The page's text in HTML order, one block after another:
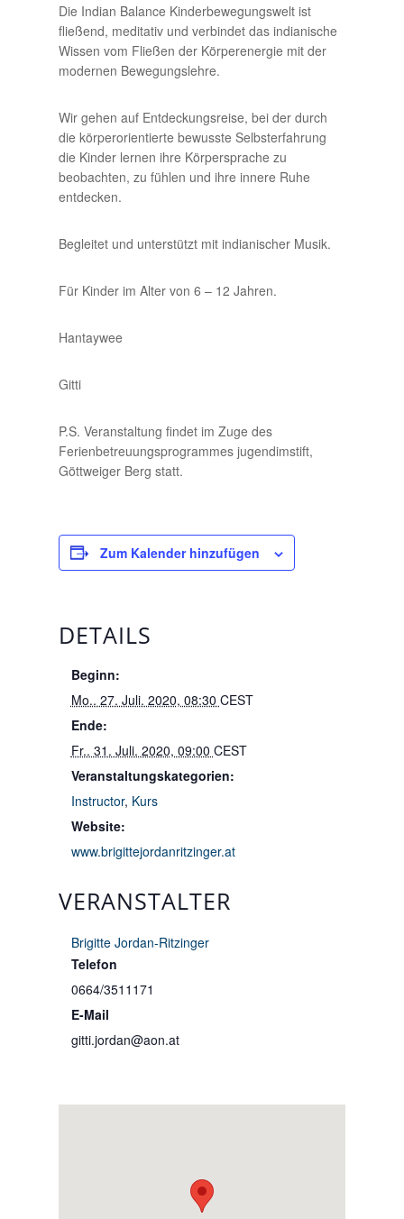
Die Indian Balance Kinderbewegungswelt ist
fließend, meditativ und verbindet das indianische
Wissen vom Fließen der Körperenergie mit der
modernen Bewegungslehre.
Wir gehen auf Entdeckungsreise, bei der durch
die körperorientierte bewusste Selbsterfahrung
die Kinder lernen ihre Körpersprache zu
beobachten, zu fühlen und ihre innere Ruhe
entdecken.
Begleitet und unterstützt mit indianischer Musik.
Für Kinder im Alter von 6 – 12 Jahren.
Hantaywee
Gitti
P.S. Veranstaltung findet im Zuge des
Ferienbetreuungsprogrammes jugendimstift,
Göttweiger Berg statt.
Zum Kalender hinzufügen
DETAILS
Beginn:
Mo.. 27. Juli. 2020, 08:30 CEST
Ende:
Fr.. 31. Juli. 2020, 09:00 CEST
Veranstaltungskategorien:
Instructor, Kurs
Website:
www.brigittejordanritzinger.at
VERANSTALTER
Brigitte Jordan-Ritzinger
Telefon
0664/3511171
E-Mail
gitti.jordan@aon.at